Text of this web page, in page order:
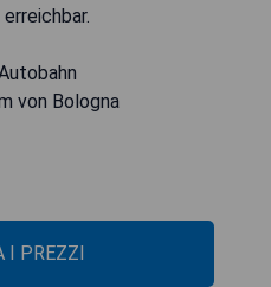
von Bologna
I PREZZI